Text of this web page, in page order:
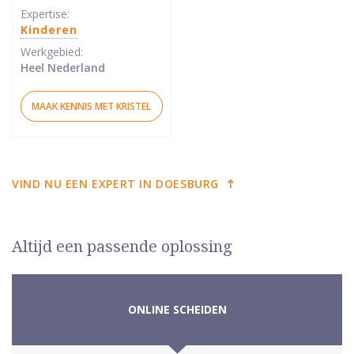
Expertise:
Kinderen
Werkgebied:
Heel Nederland
MAAK KENNIS MET KRISTEL
VIND NU EEN EXPERT IN DOESBURG
Altijd een passende oplossing
ONLINE SCHEIDEN